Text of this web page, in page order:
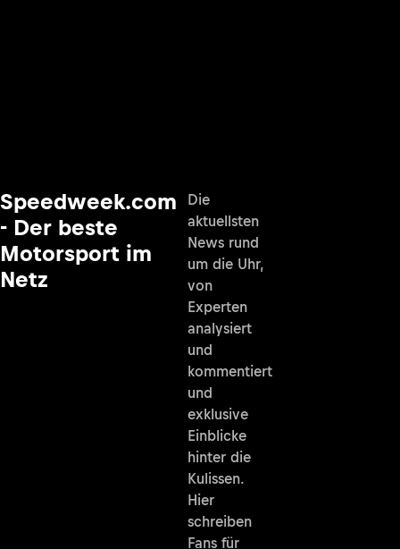
Speedweek.com
- Der beste
Motorsport im
Netz
Die
aktuellsten
News rund
um die Uhr,
von
Experten
analysiert
und
kommentiert
und
exklusive
Einblicke
hinter die
Kulissen.
Hier
schreiben
Fans für